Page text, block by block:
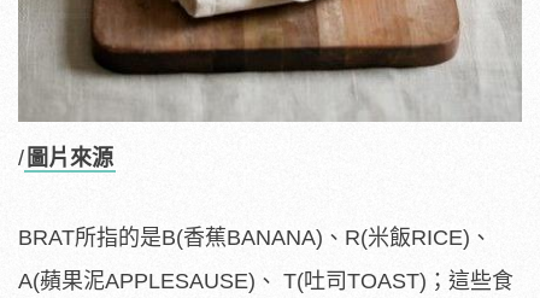
/ 圖片來源
BRAT所指的是B(香蕉BANANA)、R(米飯RICE)、
A(蘋果泥APPLESAUSE)、 T(吐司TOAST)；這些食